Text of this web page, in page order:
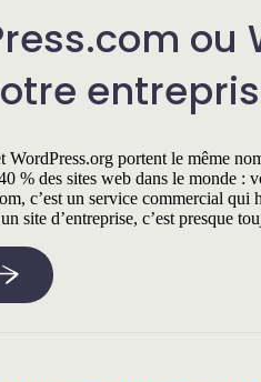
ou
WordPress.org portent le même
% des sites web dans le monde :
c’est un service commercial qui
site d’entreprise, c’est presque